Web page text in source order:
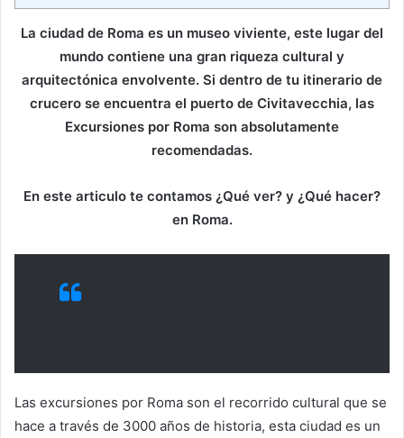
La ciudad de Roma es un museo viviente, este lugar del
mundo contiene una gran riqueza cultural y
arquitectónica envolvente. Si dentro de tu itinerario de
crucero se encuentra el puerto de Civitavecchia, las
Excursiones por Roma son absolutamente
recomendadas.
En este articulo te contamos ¿Qué ver? y ¿Qué hacer?
en Roma.
Las excursiones por Roma son el recorrido cultural que se
hace a través de 3000 años de historia, esta ciudad es un